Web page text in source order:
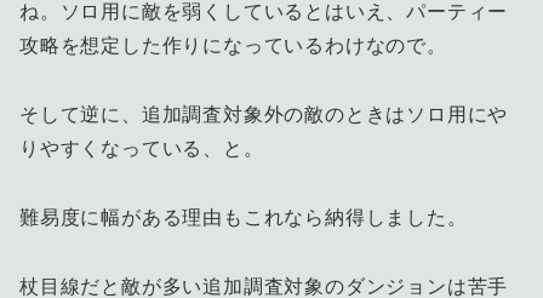
ね。ソロ用に敵を弱くしているとはいえ、パーティー
攻略を想定した作りになっているわけなので。
そして逆に、追加調査対象外の敵のときはソロ用にや
りやすくなっている、と。
難易度に幅がある理由もこれなら納得しました。
杖目線だと敵が多い追加調査対象のダンジョンは苦手